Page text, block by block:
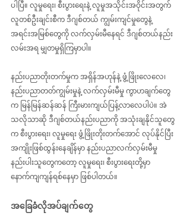
ပါပြီ။ လူမှုရေး၊ စီးပွားရေးနဲ့ လူမှုအသိုင်းအဝိုင်းအတွက်
လူတစ်ဦးချင်းစီက ဒီဂျစ်တယ် ကျွမ်းကျင်မှုတွေနဲ့
အရင်းအမြစ်တွေကို လက်လှမ်းမီနေရင် ဒီဂျစ်တယ်နည်း
လမ်းအရ မျှတမှုရှိကြမှာပါ။
နည်းပညာတိုးတက်မှုက အရှိန်အဟုန်နဲ့ ဖွံ့ဖြိုးလေလေ၊
နည်းပညာတတ်ကျွမ်းမှုနဲ့ လက်လှမ်းမီမှု ကွာဟချက်တွေ
က မြန်မြန်ဆန်ဆန် ကြီးမားကျယ်ပြန့်လာလေပါပဲ။ အဲ
သလိုသာဆို ဒီဂျစ်တယ်နည်းပညာကို အသုံးချနိုင်သူတွေ
က စီးပွားရေး၊ လူမှုရေး ဖွံ့ဖြိုးတိုးတက်အောင် လုပ်နိုင်ပြီး
အကျိုးဖြစ်ထွန်းနေချိန်မှာ နည်းပညာလက်လှမ်းမီမှု
နည်းပါးသူတွေကတော့ လူမှုရေး၊ စီးပွားရေးတို့မှာ
နောက်ကျကျန်ရစ်နေမှာ ဖြစ်ပါတယ်။
အခြေခံလိုအပ်ချက်တွေ